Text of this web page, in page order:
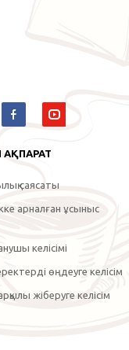
саясаты
арналған ұсыныс
келісімі
өңдеуге келісім
жіберуге келісім